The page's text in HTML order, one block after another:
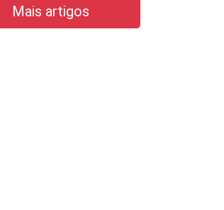
Mais artigos